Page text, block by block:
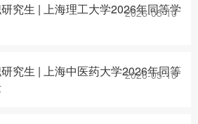
研究生 | 上海理工大学2026年同等学
2026-05-10
研究生 | 上海中医药大学2026年同等
2026-05-10